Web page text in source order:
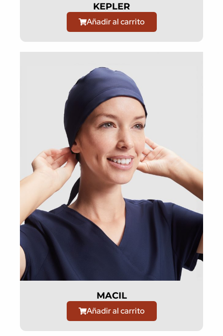
KEPLER
Añadir al carrito
MACIL
Añadir al carrito